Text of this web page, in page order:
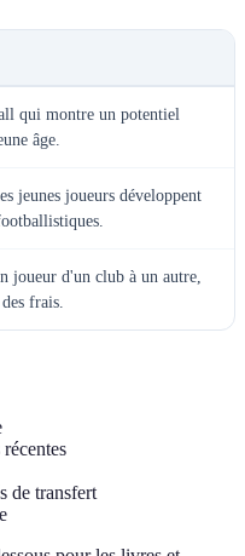
qui montre un potentiel
âge.
jeunes joueurs développent
joueur d'un club à un autre,
frais.
de transfert